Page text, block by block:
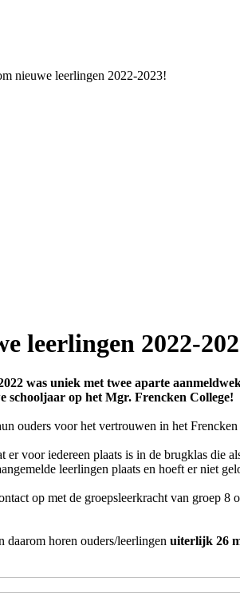
nieuwe leerlingen 2022-2023!
leerlingen 2022-
was uniek met twee aparte
schooljaar op het Mgr. Frencken College!
ouders voor het vertrouwen in het
er voor iedereen plaats is in de brugklas die
leerlingen plaats en hoeft er niet
op met de groepsleerkracht van groep
horen ouders/leerlingen uiterlijk 26